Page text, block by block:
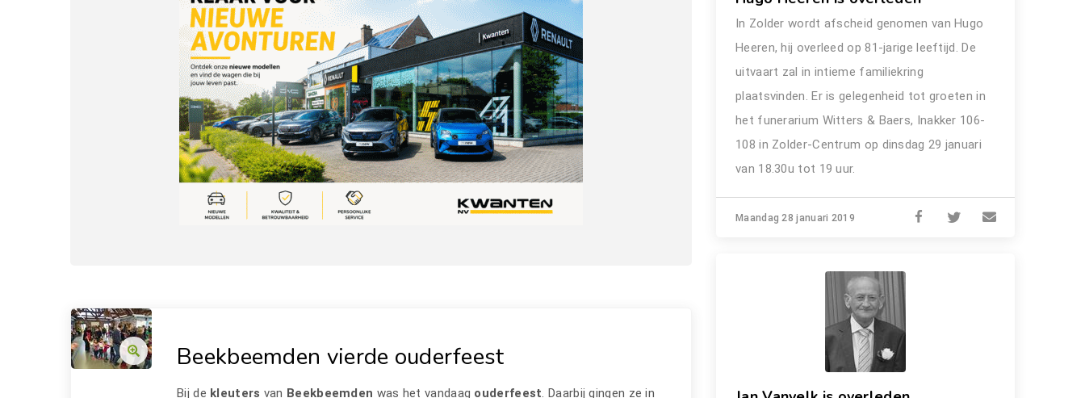
Beekbeemden vierde ouderfeest
Bij de kleuters van Beekbeemden was het vandaag ouderfeest. Daarbij gingen ze in
In Zolder wordt afscheid genomen van Hugo
Heeren, hij overleed op 81-jarige leeftijd. De
uitvaart zal in intieme familiekring
plaatsvinden. Er is gelegenheid tot groeten in
het funerarium Witters & Baers, Inakker 106-
108 in Zolder-Centrum op dinsdag 29 januari
van 18.30u tot 19 uur.
Maandag 28 januari 2019